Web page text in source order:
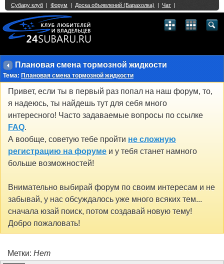
Плановая смена тормозной жидкости
Тема: Плановая смена тормозной жидкости
Привет, если ты в первый раз попал на наш форум, то,
я надеюсь, ты найдешь тут для себя много
интересного! Часто задаваемые вопросы по ссылке
FAQ.
А вообще, советую тебе пройти не сложную
регистрацию на форуме и у тебя станет намного
больше возможностей!
Внимательно выбирай форум по своим интересам и не
забывай, у нас обсуждалось уже много всяких тем...
сначала юзай поиск, потом создавай новую тему!
Добро пожаловать!
Метки: Нет
Single Sign On provided byvBSSO
2 3 4 5 6 7 8 9 10 11 12 13 21 22 23 24 25 26
27 28 29 30 31 32 33 40 41 42 43